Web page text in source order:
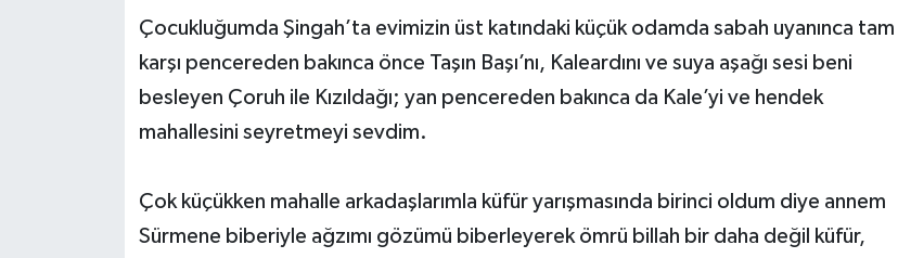
Çocukluğumda Şingah’ta evimizin üst katındaki küçük odamda sabah uyanınca tam
karşı pencereden bakınca önce Taşın Başı’nı, Kaleardını ve suya aşağı sesi beni
besleyen Çoruh ile Kızıldağı; yan pencereden bakınca da Kale’yi ve hendek
mahallesini seyretmeyi sevdim.
Çok küçükken mahalle arkadaşlarımla küfür yarışmasında birinci oldum diye annem
Sürmene biberiyle ağzımı gözümü biberleyerek ömrü billah bir daha değil küfür,